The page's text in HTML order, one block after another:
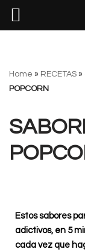
al
contenido
Home » RECETAS »
POPCORN
Estos sabores
adictivos, en 5
cada vez que